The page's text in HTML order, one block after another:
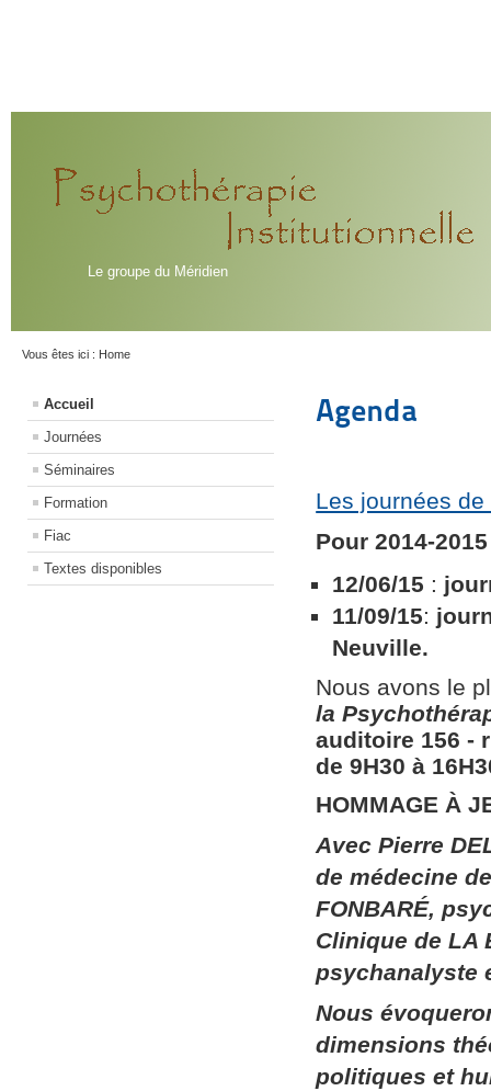
Le groupe du Méridien
Vous êtes ici : Home
Accueil
Journées
Séminaires
Formation
Fiac
Textes disponibles
Agenda
Les journées
Pour 2014-
12/06/15 :
11/09/15:
Neuville.
Nous avons le
la
auditoire 156​ ​-
de 9H30 à
HOMMAGE À
Avec Pierre
de médecine
FONBARÉ,
Clinique de LA
psychanalyste
Nous
dimensions
politiques et